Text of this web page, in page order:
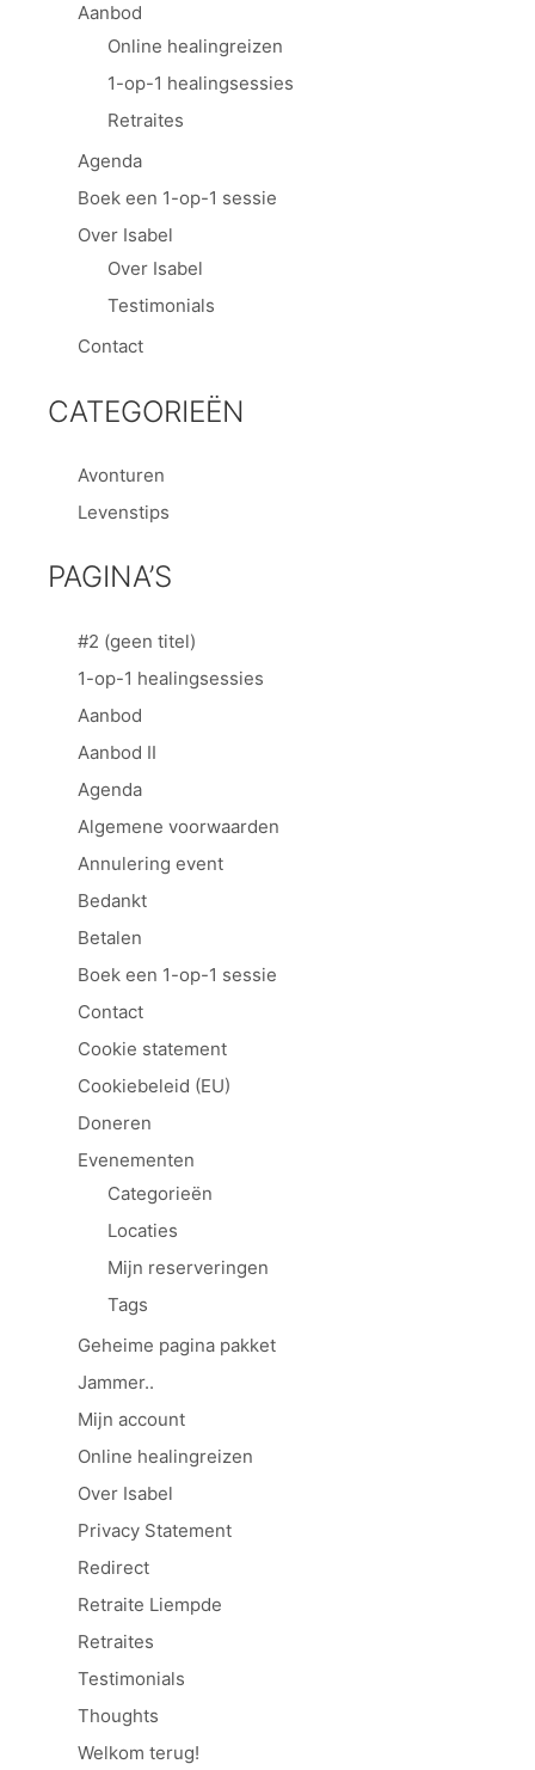
Aanbod
Online healingreizen
1-op-1 healingsessies
Retraites
Agenda
Boek een 1-op-1 sessie
Over Isabel
Over Isabel
Testimonials
Contact
CATEGORIEËN
Avonturen
Levenstips
PAGINA’S
#2 (geen titel)
1-op-1 healingsessies
Aanbod
Aanbod II
Agenda
Algemene voorwaarden
Annulering event
Bedankt
Betalen
Boek een 1-op-1 sessie
Contact
Cookie statement
Cookiebeleid (EU)
Doneren
Evenementen
Categorieën
Locaties
Mijn reserveringen
Tags
Geheime pagina pakket
Jammer..
Mijn account
Online healingreizen
Over Isabel
Privacy Statement
Redirect
Retraite Liempde
Retraites
Testimonials
Thoughts
Welkom terug!